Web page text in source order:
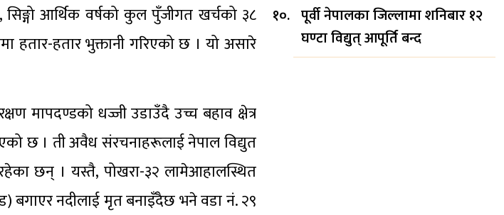
आर्थिक वर्षको कुल पुँजीगत खर्चको ३८
हतार-हतार भुक्तानी गरिएको छ । यो असारे
मापदण्डको धज्जी उडाउँदै उच्च बहाव क्षेत्र
छ । ती अवैध संरचनाहरूलाई नेपाल विद्युत
छन् । यस्तै, पोखरा-३२ लामेआहालस्थित
बगाएर नदीलाई मृत बनाइँदैछ भने वडा नं. २९
पूर्वी नेपालका जिल्लामा शनिबार १२
घण्टा विद्युत् आपूर्ति बन्द